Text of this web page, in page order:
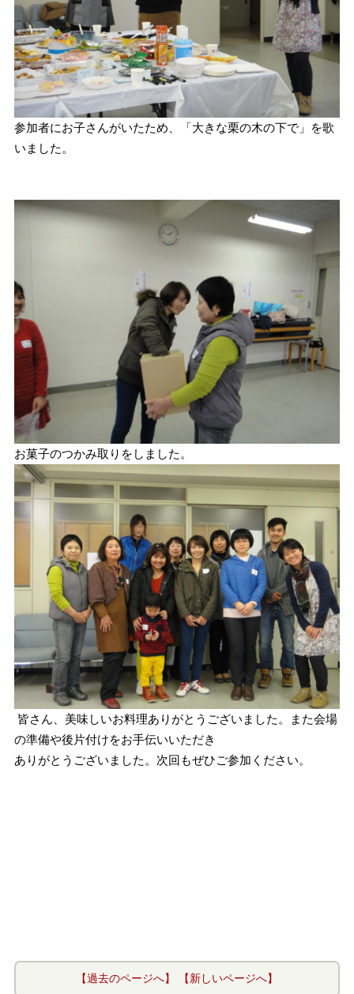
参加者にお子さんがいたため、「大きな栗の木の下で」を歌
いました。
お菓子のつかみ取りをしました。
皆さん、美味しいお料理ありがとうございました。また会場
の準備や後片付けをお手伝いいただき
ありがとうございました。次回もぜひご参加ください。
【過去のページへ】 【新しいページへ】